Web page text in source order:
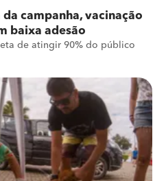
campanha, vacinação
baixa adesão
de atingir 90% do público